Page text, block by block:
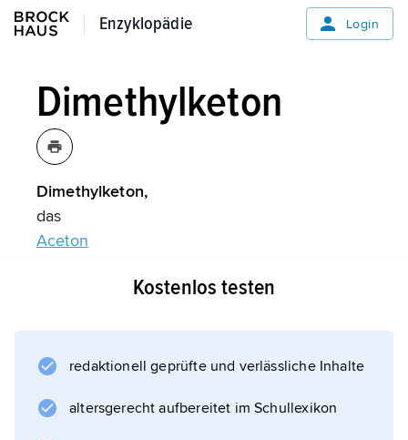
Enzyklopädie
Enzyklopädie Login
Dimethylketon
Dimethylketon,
das
Aceton
Informationen zum Artikel
Kostenlos testen
redaktionell geprüfte und verlässliche Inhalte
altersgerecht aufbereitet im Schullexikon